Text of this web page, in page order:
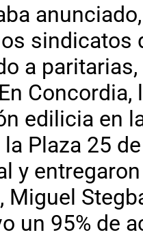
a
edilicia en
Plaza 25
y
Miguel
un 95% de